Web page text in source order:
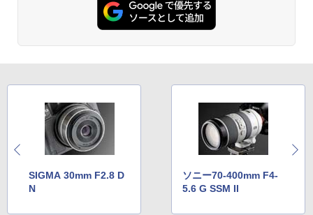
SIGMA 30mm F2.8 D
N
ソニー70-400mm F4-
5.6 G SSM II